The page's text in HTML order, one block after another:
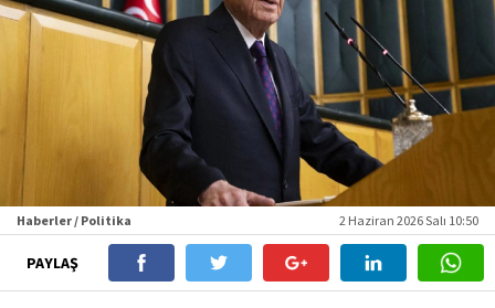
Haberler / Politika 2 Haziran 2026 Salı 10:50
PAYLAŞ